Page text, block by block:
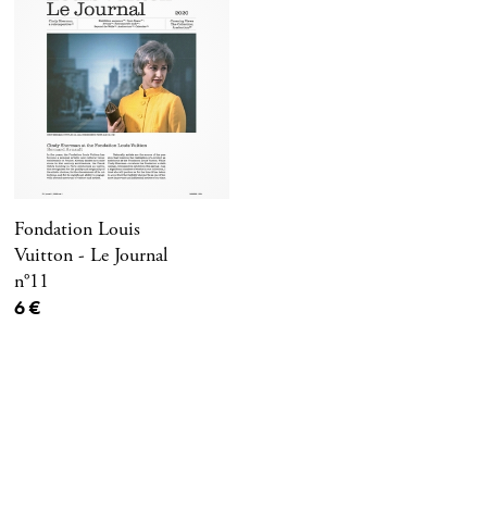
Fondation Louis
Vuitton - Le Journal
n°11
Prix ​​actuel
6 €